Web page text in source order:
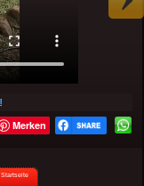
Merken
Startseite